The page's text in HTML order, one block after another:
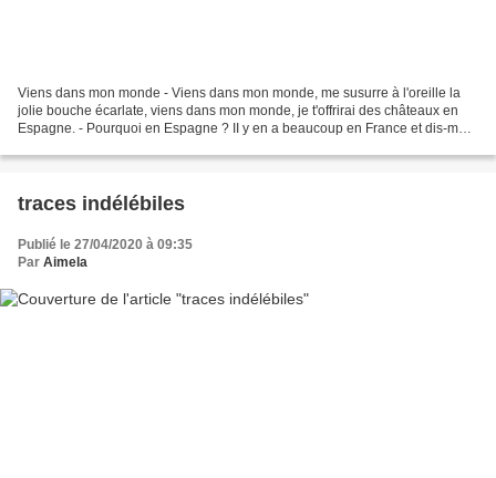
Viens dans mon monde - Viens dans mon monde, me susurre à l'oreille la
jolie bouche écarlate, viens dans mon monde, je t'offrirai des châteaux en
Espagne. - Pourquoi en Espagne ? II y en a beaucoup en France et dis-moi,
traces indélébiles
Publié le 27/04/2020 à 09:35
Par Aimela